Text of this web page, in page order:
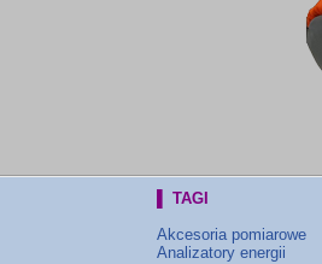
▌ TAGI
Akcesoria pomiarowe
Analizatory energii